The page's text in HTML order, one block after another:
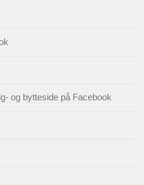
og bytteside på Facebook